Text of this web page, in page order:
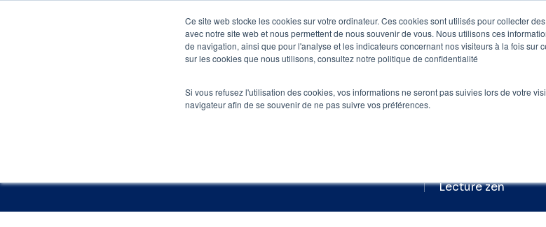
Ce site web stocke les cookies sur votre ordinateur. Ces cookies sont utilisés pour collecter
avec notre site web et nous permettent de nous souvenir de vous. Nous utilisons ces
de navigation, ainsi que pour l'analyse et les indicateurs concernant nos visiteurs à la fois sur
sur les cookies que nous utilisons, consultez notre politique de confidentialité
Si vous refusez l'utilisation des cookies, vos informations ne seront pas suivies lors de votre
navigateur afin de se souvenir de ne pas suivre vos préférences.
Agence Nos clients Nos
Lecture zen